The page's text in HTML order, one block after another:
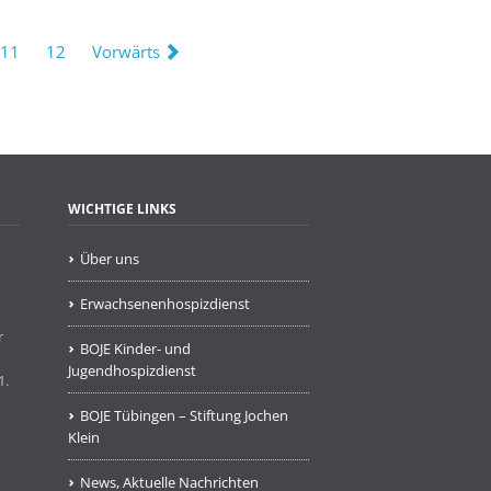
11 12
Vorwärts
WICHTIGE LINKS
Über uns
Erwachsenenhospizdienst
BOJE Kinder- und
Jugendhospizdienst
BOJE Tübingen – Stiftung Jochen
Klein
News, Aktuelle Nachrichten